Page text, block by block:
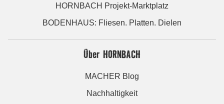
HORNBACH Projekt-Marktplatz
BODENHAUS: Fliesen. Platten. Dielen
Über HORNBACH
MACHER Blog
Nachhaltigkeit